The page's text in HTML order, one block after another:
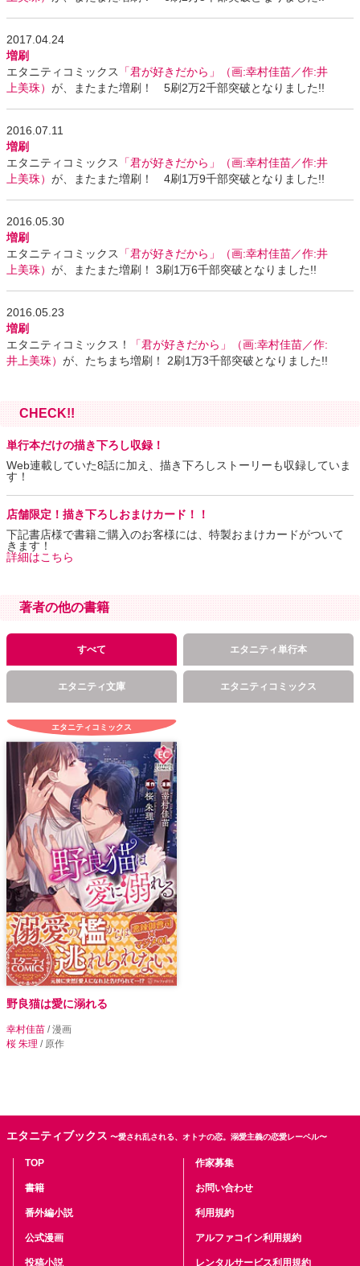
2017.04.24
増刷
エタニティコミックス
「君が好きだから」（画:幸村佳苗／作:井
上美珠） が、またまた増刷！ 5刷2万2千部突破となりました!!
2016.07.11
増刷
エタニティコミックス
「君が好きだから」（画:幸村佳苗／作:井
上美珠） が、またまた増刷！ 4刷1万9千部突破となりました!!
2016.05.30
増刷
エタニティコミックス
「君が好きだから」（画:幸村佳苗／作:井
上美珠） が、またまた増刷！ 3刷1万6千部突破となりました!!
2016.05.23
増刷
エタニティコミックス！
「君が好きだから」（画:幸村佳苗／作:
井上美珠） が、たちまち増刷！ 2刷1万3千部突破となりました!!
CHECK!!
単行本だけの描き下ろし収録！
Web連載していた8話に加え、描き下ろしストーリーも収録していま
す！
店舗限定！描き下ろしおまけカード！！
下記書店様で書籍ご購入のお客様には、特製おまけカードがついて
きます！
詳細はこちら
著者の他の書籍
すべて エタニティ単行本
エタニティ文庫 エタニティコミックス
エタニティコミックス
野良猫は愛に溺れる
幸村佳苗 / 漫画
桜 朱理 / 原作
エタニティブックス 〜愛され乱される、オトナの恋。溺愛主義の恋愛レーベル〜
TOP
書籍
番外編小説
公式漫画
投稿小説
作家募集
お問い合わせ
利用規約
アルファコイン利用規約
レンタルサービス利用規約